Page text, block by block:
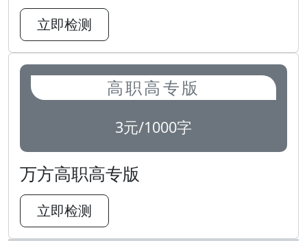
立即检测
高职高专版
3元/1000字
万方高职高专版
立即检测